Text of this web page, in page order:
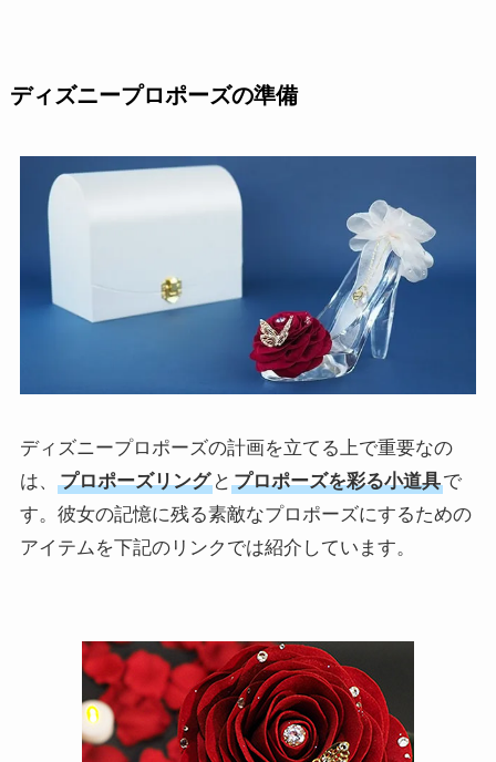
ディズニープロポーズの準備
ディズニープロポーズの計画を立てる上で重要なの
は、
プロポーズリングと プロポーズを彩る小道具で
す。彼女の記憶に残る素敵なプロポーズにするための
アイテムを下記のリンクでは紹介しています。